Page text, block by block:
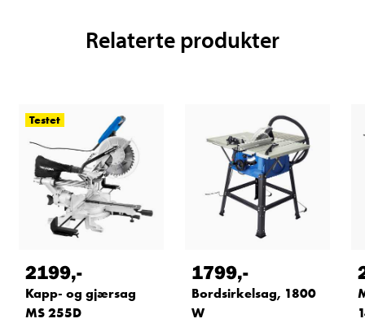
Relaterte produkter
Testet
2199,-
Kapp- og gjærsag
MS 255D
1799,-
Bordsirkelsag, 1800
W